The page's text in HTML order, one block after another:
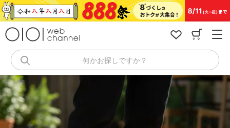
コ
ン
キ
ッ
プ
何かお探しですか？